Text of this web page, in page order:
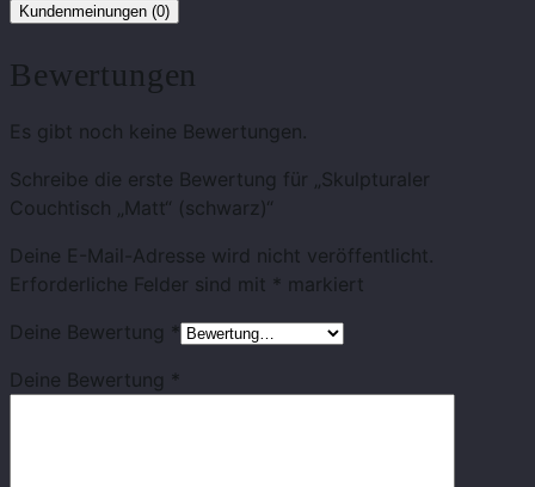
Kundenmeinungen (0)
Bewertungen
Es gibt noch keine Bewertungen.
Schreibe die erste Bewertung für „Skulpturaler
Couchtisch „Matt“ (schwarz)“
Deine E-Mail-Adresse wird nicht veröffentlicht.
Erforderliche Felder sind mit * markiert
Deine Bewertung *
Deine Bewertung *